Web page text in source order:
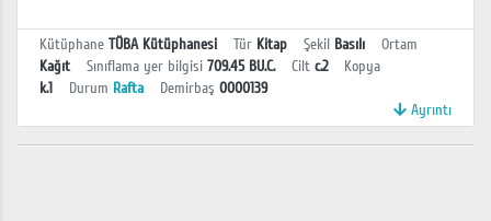
Kütüphane TÜBA Kütüphanesi Tür Kitap Şekil Basılı
Ortam
Kağıt
Sınıflama yer bilgisi 709.45 BU.C. Cilt c.2
Kopya
k.1
Durum Rafta Demirbaş 0000139
Ayrıntı